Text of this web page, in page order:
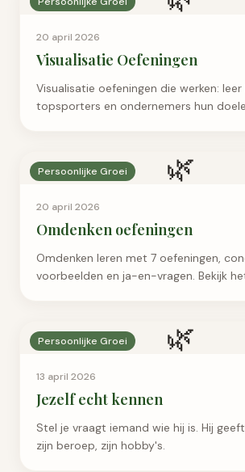
20 april 2026
Visualisatie Oefeningen
Visualisatie oefeningen die werken: leer
topsporters en ondernemers hun
🌿
Persoonlijke Groei
20 april 2026
Omdenken oefeningen
Omdenken leren met 7 oefeningen,
voorbeelden en ja-en-vragen. Bekijk
🌿
Persoonlijke Groei
13 april 2026
Jezelf echt kennen
Stel je vraagt iemand wie hij is. Hij
zijn beroep, zijn hobby's.